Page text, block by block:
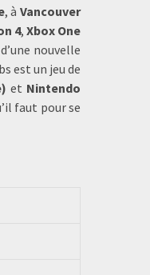
, àVancouver
4,Xbox One
nouvelle
est un jeu de
et Nintendo
faut pour se